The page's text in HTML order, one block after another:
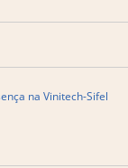
na Vinitech-Sifel